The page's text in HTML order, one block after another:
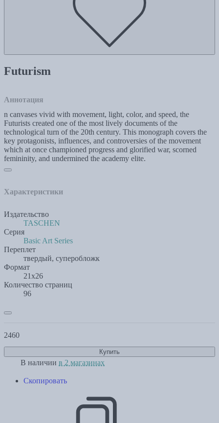
Futurism
Аннотация
n canvases vivid with movement, light, color, and speed, the
Futurists created one of the most lively documents of the
technological turn of the 20th century. This monograph covers the
key protagonists, influences, and controversies of the movement
which at once championed progress and glorified war, scorned
femininity, and undermined the academy elite.
Характеристики
Издательство
TASCHEN
Серия
Basic Art Series
Переплет
твердый, суперобложк
Формат
21x26
Количество страниц
96
2460
Купить
В наличии в 2 магазинах
Скопировать